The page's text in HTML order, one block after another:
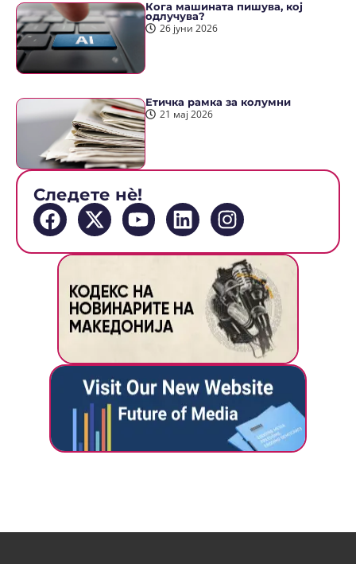
Кога машината пишува, кој
одлучува?
26 јуни 2026
Етичка рамка за колумни
21 мај 2026
Следете нè!